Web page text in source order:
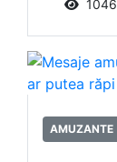
1046
AMUZANTE